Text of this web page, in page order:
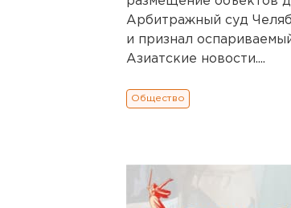
Арбитражный суд
и признал
Азиатские новости....
Общество